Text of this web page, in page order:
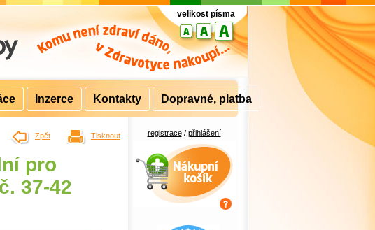
pro
37-42
registrace/ přihlášení
Nákupní košík
velikost písma
Tisknout
Zpět
Inzerce Kontakty Dopravné, platba